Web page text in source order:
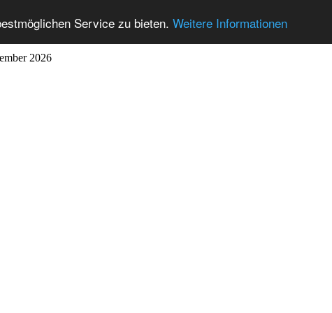
Service zu bieten. Weitere Informationen
2026